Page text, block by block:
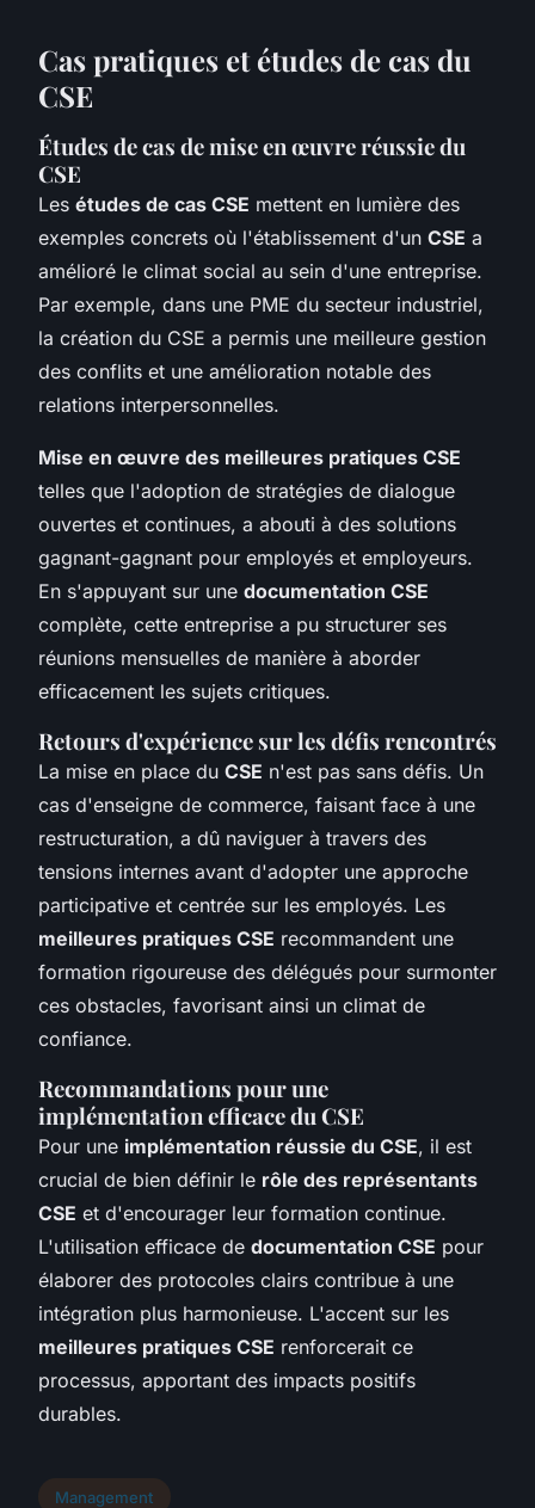
Cas pratiques et études de cas du
CSE
Études de cas de mise en œuvre réussie du
CSE
Les études de cas CSE mettent en lumière des
exemples concrets où l'établissement d'un CSE a
amélioré le climat social au sein d'une entreprise.
Par exemple, dans une PME du secteur industriel,
la création du CSE a permis une meilleure gestion
des conflits et une amélioration notable des
relations interpersonnelles.
Mise en œuvre des meilleures pratiques CSE
telles que l'adoption de stratégies de dialogue
ouvertes et continues, a abouti à des solutions
gagnant-gagnant pour employés et employeurs.
En s'appuyant sur une documentation CSE
complète, cette entreprise a pu structurer ses
réunions mensuelles de manière à aborder
efficacement les sujets critiques.
Retours d'expérience sur les défis rencontrés
La mise en place du CSE n'est pas sans défis. Un
cas d'enseigne de commerce, faisant face à une
restructuration, a dû naviguer à travers des
tensions internes avant d'adopter une approche
participative et centrée sur les employés. Les
meilleures pratiques CSE recommandent une
formation rigoureuse des délégués pour surmonter
ces obstacles, favorisant ainsi un climat de
confiance.
Recommandations pour une
implémentation efficace du CSE
Pour une implémentation réussie du CSE, il est
crucial de bien définir le rôle des représentants
CSE et d'encourager leur formation continue.
L'utilisation efficace de documentation CSE pour
élaborer des protocoles clairs contribue à une
intégration plus harmonieuse. L'accent sur les
meilleures pratiques CSE renforcerait ce
processus, apportant des impacts positifs
durables.
Management